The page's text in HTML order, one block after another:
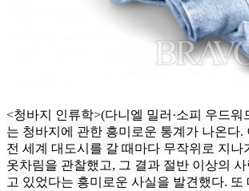
<청바지 인류학>(다니엘 밀러·소피 우드워
는 청바지에 관한 흥미로운 통계가 나온다.
전 세계 대도시를 갈 때마다 무작위로 지나
옷차림을 관찰했고, 그 결과 절반 이상의
고 있었다는 흥미로운 사실을 발견했다. 또